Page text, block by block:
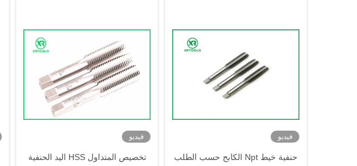
فيديو
حنفية خيط Npt الكابح حسب الطلب
فيديو
تخصيص المتداول HSS اليد الحنفية